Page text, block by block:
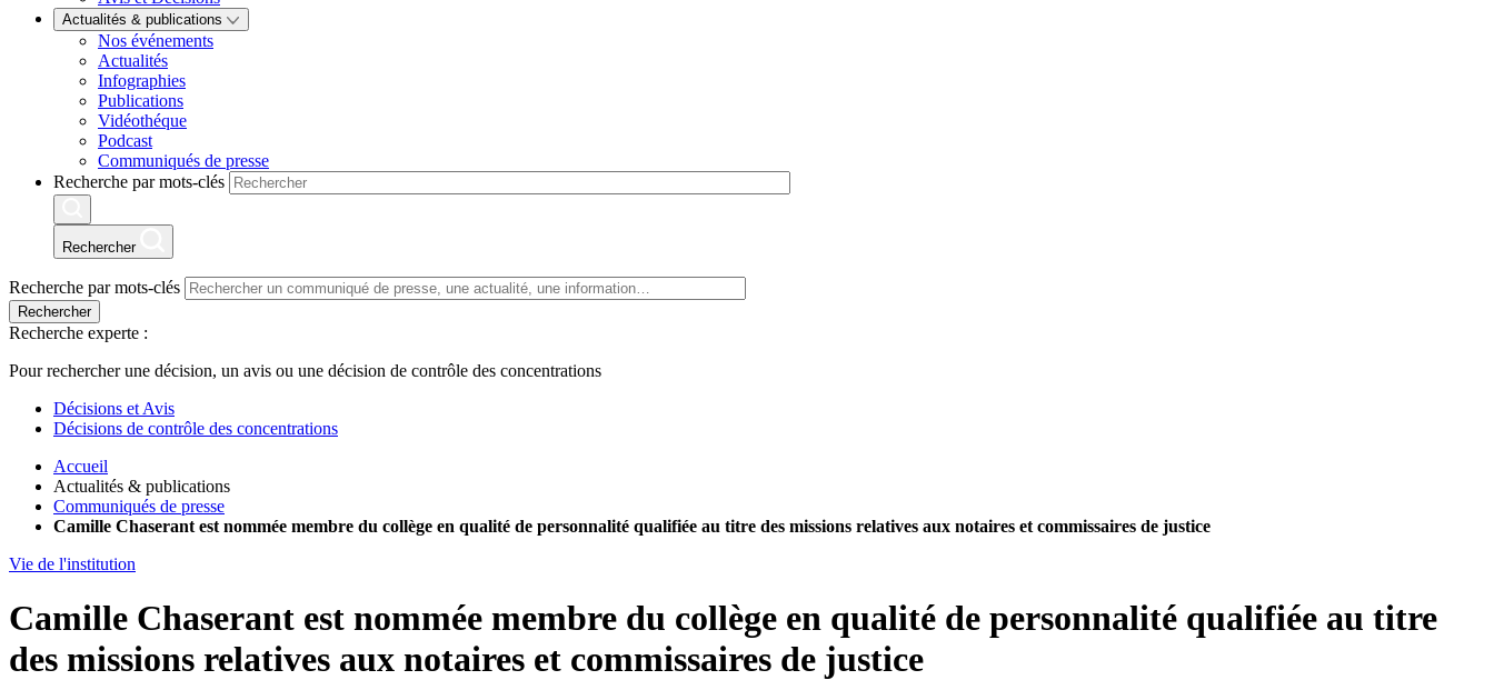
Actualités & publications
Nos événements
Actualités
Infographies
Publications
Vidéothéque
Podcast
Communiqués de presse
Recherche par mots-clés
Rechercher
Recherche par mots-clés
Rechercher
Recherche experte :
Pour rechercher une décision, un avis ou une décision de contrôle des concentrations
Décisions et Avis
Décisions de contrôle des concentrations
Accueil
Actualités & publications
Communiqués de presse
Camille Chaserant est nommée membre du collège en qualité de personnalité qualifiée au titre des missions relatives aux notaires et commissaires de justice
Vie de l'institution
Camille Chaserant est nommée membre du collège en qualité de personnalité qualifiée au titre
des missions relatives aux notaires et commissaires de justice